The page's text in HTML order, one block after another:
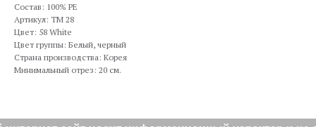
Состав: 100% PE
Артикул: TM 28
Цвет: 58 White
Цвет группы: Белый, черный
Страна производства: Корея
Минимальный отрез: 20 см.